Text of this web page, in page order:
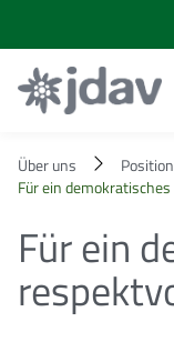
Über uns
Für ein
Für ein